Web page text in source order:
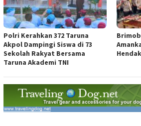
Polri Kerahkan 372 Taruna
Akpol Dampingi Siswa di 73
Sekolah Rakyat Bersama
Taruna Akademi TNI